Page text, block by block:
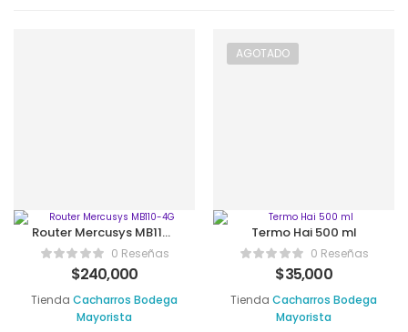
Router Mercusys MB110-
4G0 Reseñas
$240,000
Tienda Cacharros Bodega
Mayorista
AGOTADO
Termo Hai 500 ml
0 Reseñas
$35,000
Tienda Cacharros Bodega
Mayorista